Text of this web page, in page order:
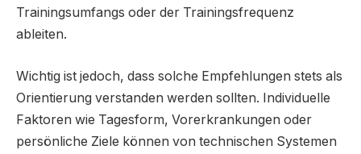
Trainingsumfangs oder der Trainingsfrequenz
ableiten.
Wichtig ist jedoch, dass solche Empfehlungen stets als
Orientierung verstanden werden sollten. Individuelle
Faktoren wie Tagesform, Vorerkrankungen oder
persönliche Ziele können von technischen Systemen